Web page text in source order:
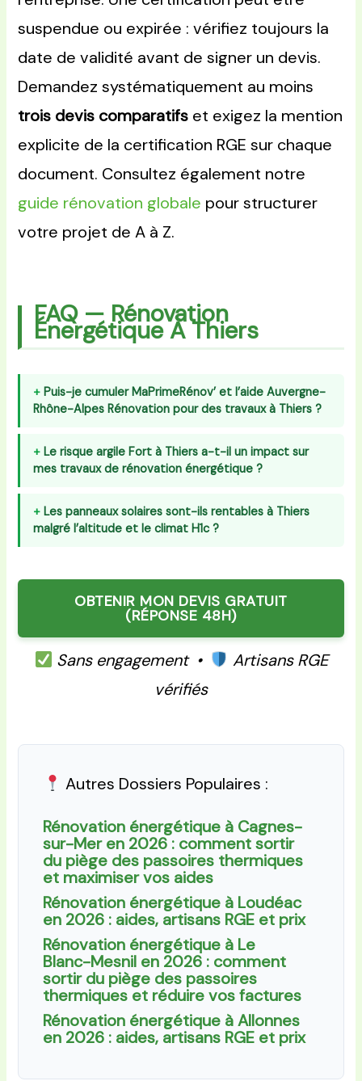
suspendue ou expirée : vérifiez toujours la
date de validité avant de signer un devis.
Demandez systématiquement au moins
trois devis comparatifs et exigez la mention
explicite de la certification RGE sur chaque
document. Consultez également notre
guide rénovation globale pour structurer
votre projet de A à Z.
FAQ — Rénovation
Énergétique À Thiers
Puis-je cumuler MaPrimeRénov’ et l’aide Auvergne-
Rhône-Alpes Rénovation pour des travaux à Thiers ?
Le risque argile Fort à Thiers a-t-il un impact sur
mes travaux de rénovation énergétique ?
Les panneaux solaires sont-ils rentables à Thiers
malgré l’altitude et le climat H1c ?
OBTENIR MON DEVIS GRATUIT
(RÉPONSE 48H)
Sans engagement •
Artisans RGE
vérifiés
Autres Dossiers Populaires :
Rénovation énergétique à Cagnes-
sur-Mer en 2026 : comment sortir
du piège des passoires thermiques
et maximiser vos aides
Rénovation énergétique à Loudéac
en 2026 : aides, artisans RGE et prix
Rénovation énergétique à Le
Blanc-Mesnil en 2026 : comment
sortir du piège des passoires
thermiques et réduire vos factures
Rénovation énergétique à Allonnes
en 2026 : aides, artisans RGE et prix